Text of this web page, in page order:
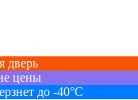
дверь
цены
до -40°С